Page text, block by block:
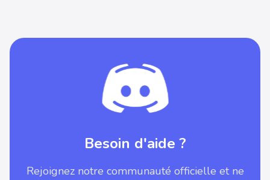
Besoin d'aide ?
Rejoignez notre communauté officielle et ne